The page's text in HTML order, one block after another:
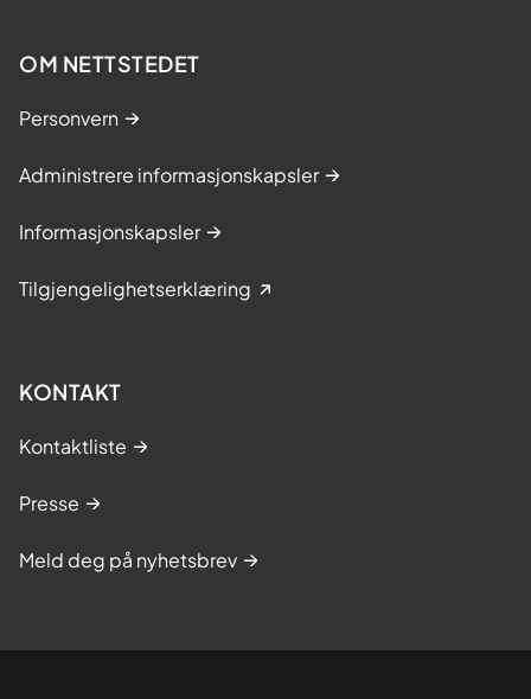
OM NETTSTEDET
Personvern
Administrere informasjonskapsler
Informasjonskapsler
Tilgjengelighetserklæring
KONTAKT
Kontaktliste
Presse
Meld deg på nyhetsbrev